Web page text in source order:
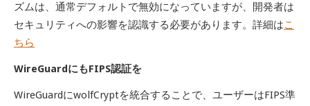
ズムは、通常デフォルトで無効になっていますが、開発者は
セキュリティへの影響を認識する必要があります。詳細はこ
ちら
WireGuardにもFIPS認証を
WireGuardにwolfCryptを統合することで、ユーザーはFIPS準